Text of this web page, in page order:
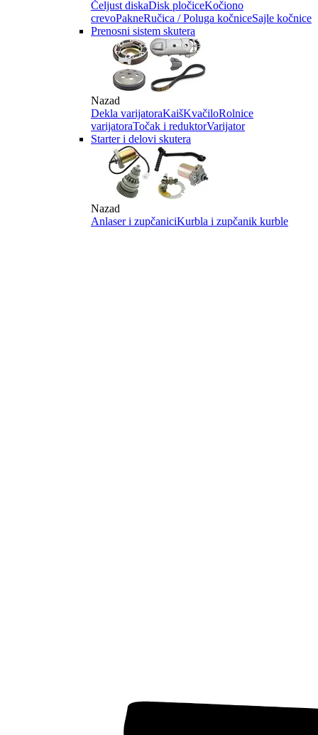
Čeljust diskaDisk pločiceKočiono
crevoPakneRučica / Poluga kočniceSajle kočnice
Prenosni sistem skutera
Nazad
Dekla varijatoraKaišKvačiloRolnice
varijatoraTočak i reduktorVarijator
Starter i delovi skutera
Nazad
Anlaser i zupčaniciKurbla i zupčanik kurble